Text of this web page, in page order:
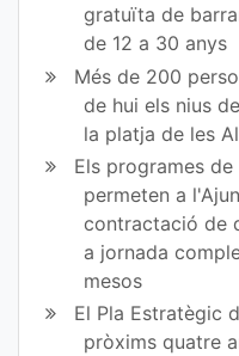
gratuïta de
de 12 a 30 anys
Més de 200
de hui els nius
la platja de les
Els programes
permeten a
contractació de
a jornada
mesos
El Pla Estratègic
pròxims quatre